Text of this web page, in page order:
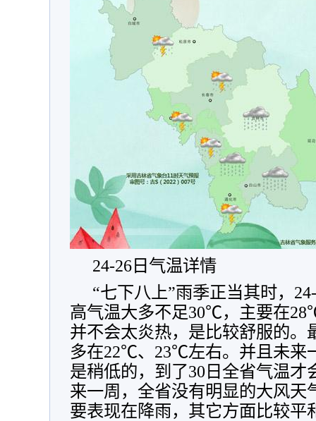
24-26日气温详情
“七下八上”雨季正当其时，
高气温大多不足30℃，主要在
并不会太炎热，是比较舒服的。
多在22℃、23℃左右。并且未来
是稍低的，到了30日全省气温才
来一周，全省没有明显的大风天
要表现在降雨，其它方面比较平